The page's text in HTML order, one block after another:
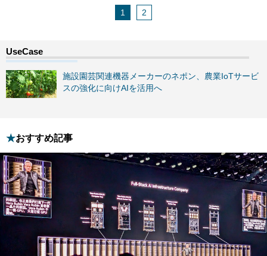
1 2
施設園芸関連機器メーカーのネポン、農業IoTサービ
スの強化に向けAIを活用へ
おすすめ記事